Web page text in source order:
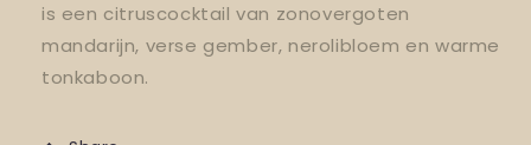
is een citruscocktail van zonovergoten
mandarijn, verse gember, nerolibloem en warme
tonkaboon. ​